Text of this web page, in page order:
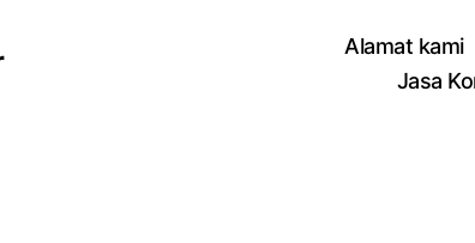
Alamat kami
Jasa